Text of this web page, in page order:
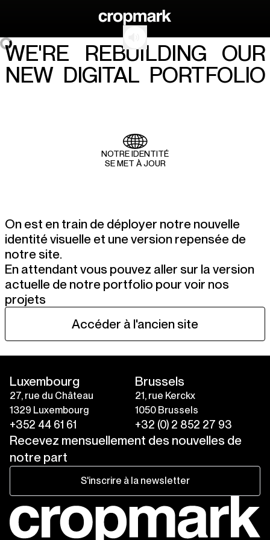
WE'RE REBUILDING
OUR
NEW DIGITAL PORTFOLIO
NOTRE IDENTITÉ
SE MET À JOUR
On est en train de déployer notre nouvelle
identité visuelle et une version repensée de
notre site.
En attendant vous pouvez aller sur la version
actuelle de notre portfolio pour voir nos
projets
Accéder à l'ancien site
Luxembourg
27, rue du Château
1329 Luxembourg
+352 44 61 61
Brussels
21, rue Kerckx
1050 Brussels
+32 (0) 2 852 27 93
Recevez mensuellement des nouvelles de
notre part
S'inscrire à la newsletter